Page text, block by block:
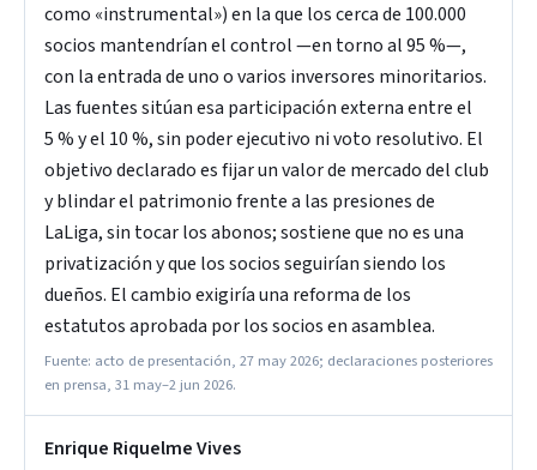
como «instrumental») en la que los cerca de 100.000
socios mantendrían el control —en torno al 95 %—,
con la entrada de uno o varios inversores minoritarios.
Las fuentes sitúan esa participación externa entre el
5 % y el 10 %, sin poder ejecutivo ni voto resolutivo. El
objetivo declarado es fijar un valor de mercado del club
y blindar el patrimonio frente a las presiones de
LaLiga, sin tocar los abonos; sostiene que no es una
privatización y que los socios seguirían siendo los
dueños. El cambio exigiría una reforma de los
estatutos aprobada por los socios en asamblea.
Fuente: acto de presentación, 27 may 2026; declaraciones posteriores
en prensa, 31 may–2 jun 2026.
Enrique Riquelme Vives